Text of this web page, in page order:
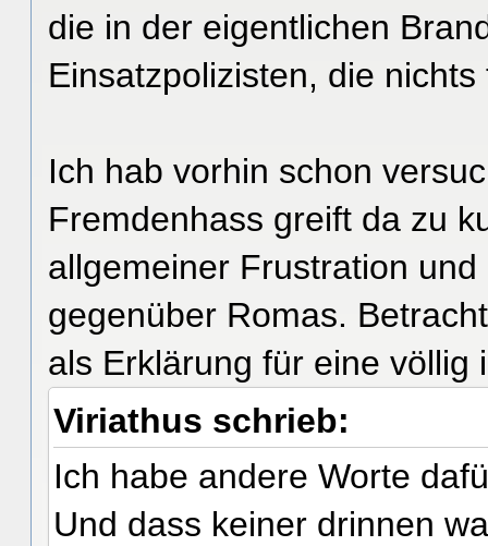
die in der eigentlichen
Einsatzpolizisten, die
Ich hab vorhin schon
Fremdenhass greift da zu
allgemeiner Frustration
gegenüber Romas.
als Erklärung für eine völlig
Viriathus schrieb:
Ich habe andere Worte
Und dass keiner drinnen